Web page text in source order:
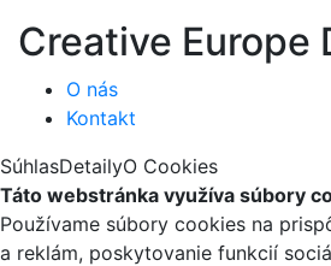
Creative Europe
O nás
Kontakt
SúhlasDetailyO Cookies
Táto webstránka využíva súbory
Používame súbory cookies na
a reklám, poskytovanie funkcií